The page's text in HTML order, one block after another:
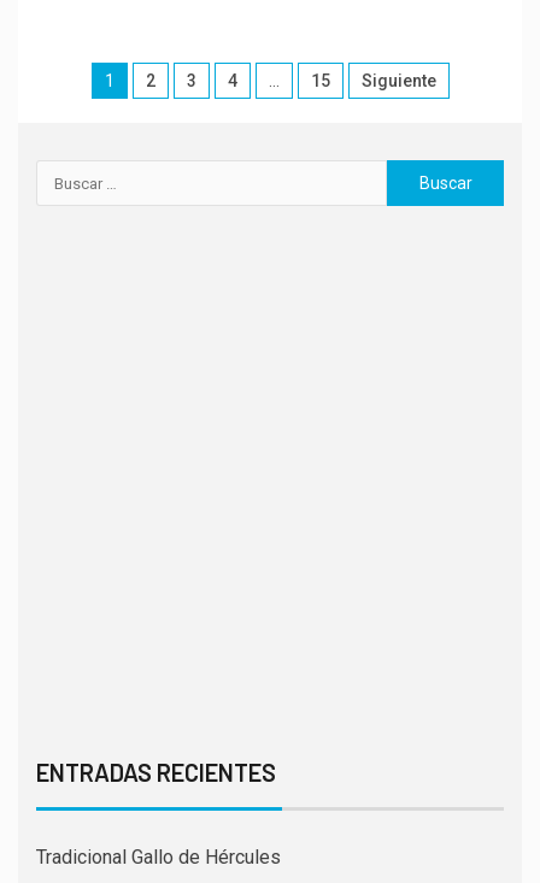
1 2 3 4 … 15 Siguiente
ENTRADAS RECIENTES
Tradicional Gallo de Hércules